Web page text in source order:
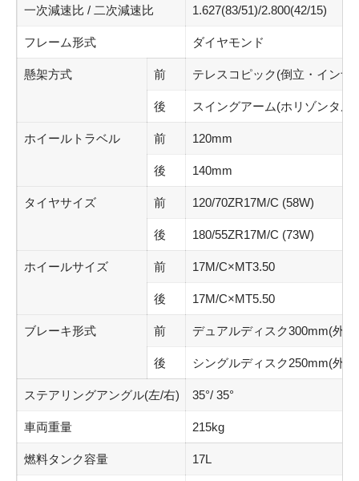
一次減速比 / 二次減速比 1.627(83/51)/2.800(42/15)
フレーム形式 ダイヤモンド
懸架方式 前 テレスコピック(倒立・インナ
後 スイングアーム(ホリゾンタル
ホイールトラベル 前 120mm
後 140mm
タイヤサイズ 前 120/70ZR17M/C (58W)
後 180/55ZR17M/C (73W)
ホイールサイズ 前 17M/C×MT3.50
後 17M/C×MT5.50
ブレーキ形式 前 デュアルディスク300mm(外径
後 シングルディスク250mm(外径
ステアリングアングル(左/右) 35°/ 35°
車両重量 215kg
燃料タンク容量 17L